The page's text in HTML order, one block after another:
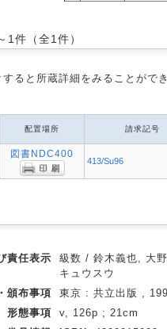
1件（全1件）
ると所蔵詳細をみることができ
配置場所 請求記号
図書NDC400
413/Su96
責任表示
級数 / 鈴木義也, 大
キュウスウ
頒布事項
東京 : 共立出版 ,
形態事項
v, 126p ; 21cm